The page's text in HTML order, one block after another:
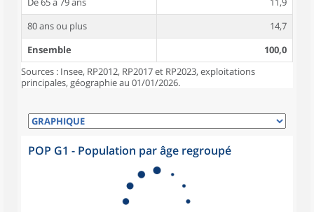
80 ans ou plus
14,7
Ensemble
100,0
Sources : Insee, RP2012, RP2017 et RP2023, exploitations
principales, géographie au 01/01/2026.
POP G1 - Population par âge regroupé